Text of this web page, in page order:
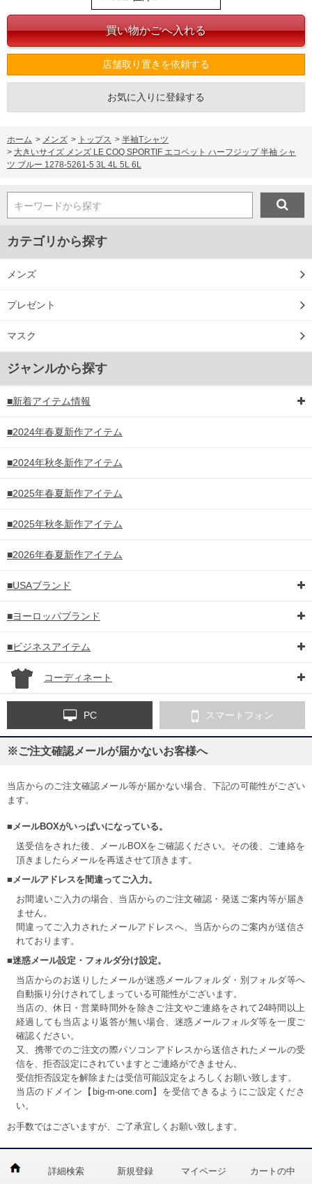
店舗取り置きを依頼する
お気に入りに登録する
ホーム > メンズ > トップス > 半袖Tシャツ
> 大きいサイズ メンズ LE COQ SPORTIF エコペット ハーフジップ 半袖 シャ
ツ ブルー 1278-5261-5 3L 4L 5L 6L
キーワードから探す
カテゴリから探す
メンズ
プレゼント
マスク
ジャンルから探す
■新着アイテム情報
■2024年春夏新作アイテム
■2024年秋冬新作アイテム
■2025年春夏新作アイテム
■2025年秋冬新作アイテム
■2026年春夏新作アイテム
■USAブランド
■ヨーロッパブランド
■ビジネスアイテム
コーディネート
PC スマートフォン
※ご注文確認メールが届かないお客様へ
当店からのご注文確認メール等が届かない場合、下記の可能性がござい
ます。
■メールBOXがいっぱいになっている。
送受信をされた後、メールBOXをご確認ください。その後、ご連絡を
頂きましたらメールを再送させて頂きます。
■メールアドレスを間違ってご入力。
お間違いご入力の場合、当店からのご注文確認・発送ご案内等が届き
ません。
間違ってご入力されたメールアドレスへ、当店からのご案内が送信さ
れております。
■迷惑メール設定・フォルダ分け設定。
当店からのお送りしたメールが迷惑メールフォルダ・別フォルダ等へ
自動振り分けされてしまっている可能性がございます。
当店の、休日・営業時間外を除きご注文やご連絡をされて24時間以上
経過しても当店より返答が無い場合、迷惑メールフォルダ等を一度ご
確認ください。
又、携帯でのご注文の際パソコンアドレスから送信されたメールの受
信を、拒否設定にされていますとご連絡ができません。
受信拒否設定を解除または受信可能設定をよろしくお願い致します。
当店のドメイン【big-m-one.com】を受信できるようにご設定くださ
い。
お手数ではございますが、ご了承宜しくお願い致します。
詳細検索 新規登録 マイページ カートの中